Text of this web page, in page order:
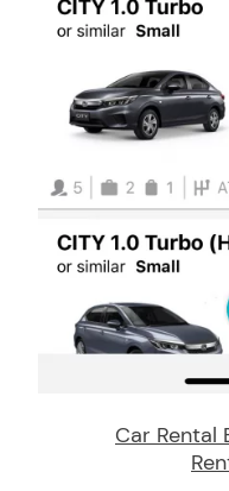
Car Rental